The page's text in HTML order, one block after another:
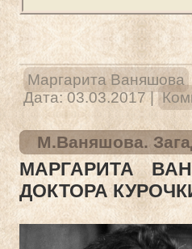
Маргарита Ваняшова
Дата: 03.03.2017 |
М.Ваняшова.
МАРГАРИТА
ДОКТОРА